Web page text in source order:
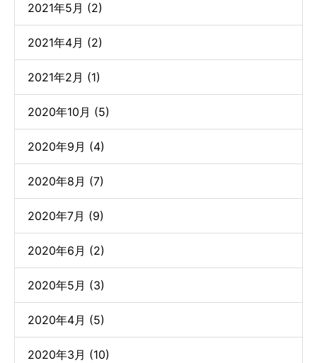
2021年5月 (2)
2021年4月 (2)
2021年2月 (1)
2020年10月 (5)
2020年9月 (4)
2020年8月 (7)
2020年7月 (9)
2020年6月 (2)
2020年5月 (3)
2020年4月 (5)
2020年3月 (10)